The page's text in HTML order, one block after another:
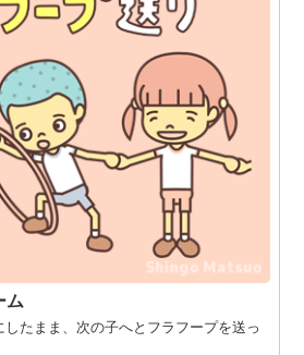
ム
たまま、次の子へとフラフープを送っ